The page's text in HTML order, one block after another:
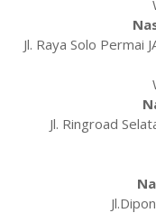
Jl. Raya Solo Permai
Jl. Ringroad